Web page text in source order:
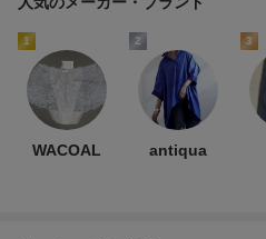
1
WACOAL
2
antiqua
3